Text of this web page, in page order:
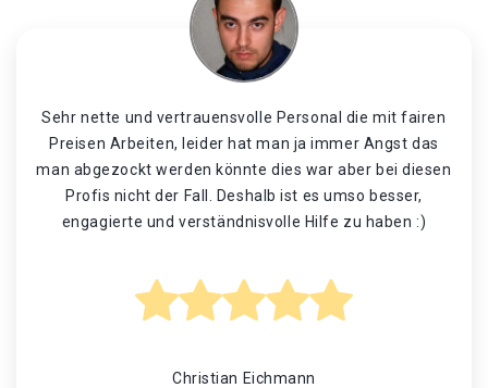
Sehr nette und vertrauensvolle Personal die mit fairen
Preisen Arbeiten, leider hat man ja immer Angst das
man abgezockt werden könnte dies war aber bei diesen
Profis nicht der Fall. Deshalb ist es umso besser,
engagierte und verständnisvolle Hilfe zu haben :)
Christian Eichmann